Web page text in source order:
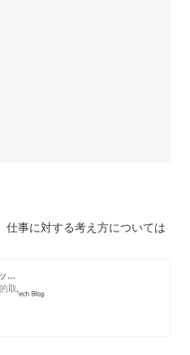
仕事に対する考え方については
エス・エム・エス エンジニア テックブログ
取